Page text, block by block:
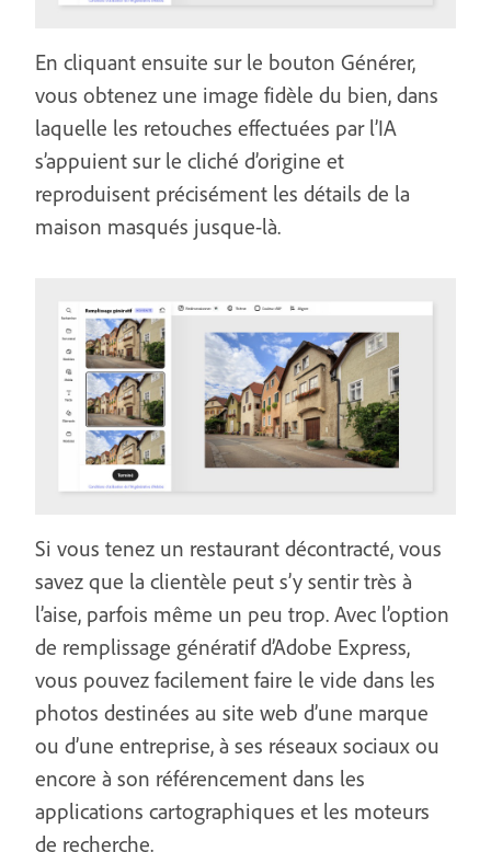
En cliquant ensuite sur le bouton Générer,
vous obtenez une image fidèle du bien, dans
laquelle les retouches effectuées par l’IA
s’appuient sur le cliché d’origine et
reproduisent précisément les détails de la
maison masqués jusque-là.
Si vous tenez un restaurant décontracté, vous
savez que la clientèle peut s’y sentir très à
l’aise, parfois même un peu trop. Avec l’option
de remplissage génératif d’Adobe Express,
vous pouvez facilement faire le vide dans les
photos destinées au site web d’une marque
ou d’une entreprise, à ses réseaux sociaux ou
encore à son référencement dans les
applications cartographiques et les moteurs
de recherche.